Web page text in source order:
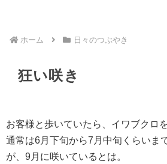
ホーム 日々のつぶやき
狂い咲き
お客様と歩いていたら、イワブクロを
通常は6月下旬から7月中旬くらいま
が、9月に咲いているとは。